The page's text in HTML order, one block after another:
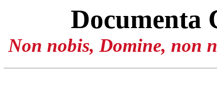
Documenta
Non nobis, Domine, non